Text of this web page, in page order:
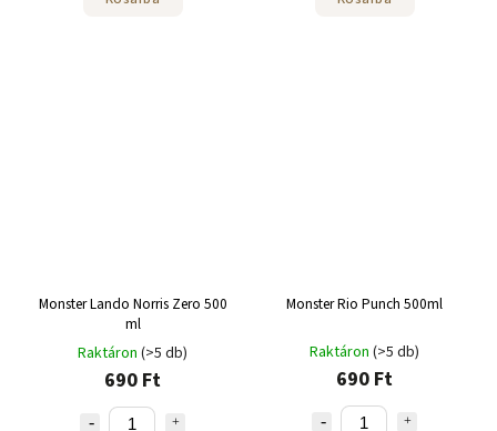
Monster Lando Norris Zero 500
ml
Raktáron (>5 db)
690 Ft
Monster Rio Punch 500ml
Raktáron (>5 db)
690 Ft